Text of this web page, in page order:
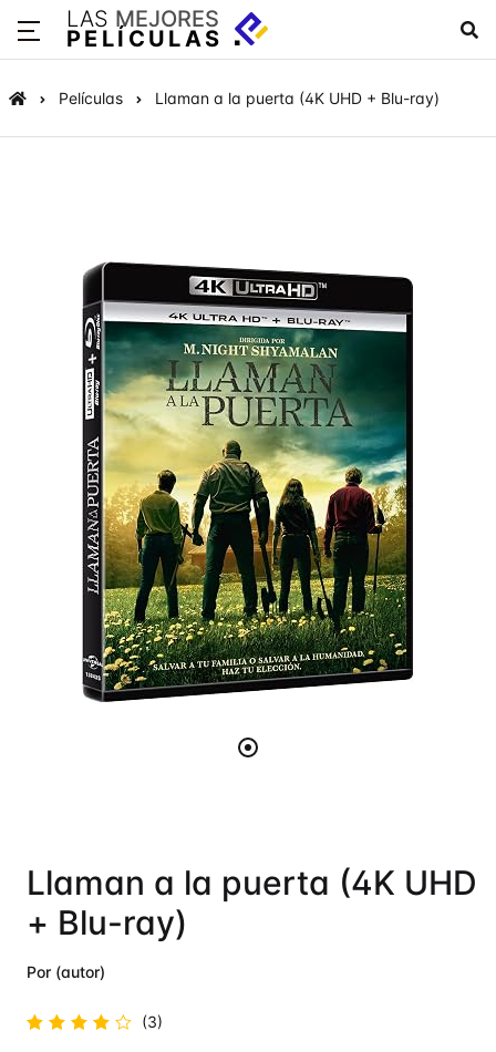
LAS MEJORES
PELÍCULAS
Películas Llaman a la puerta (4K UHD + Blu-ray)
Llaman a la puerta (4K UHD
+ Blu-ray)
Por (autor)
(3)